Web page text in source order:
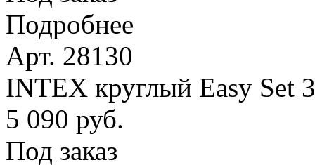
Подробнее
Арт. 28130
INTEX круглый Easy Set
5 090 руб.
Под заказ